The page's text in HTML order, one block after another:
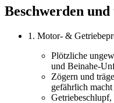
Beschwerden
1. Motor- &
Plötzliche
und Beinahe-
Zögern und
gefährlich macht